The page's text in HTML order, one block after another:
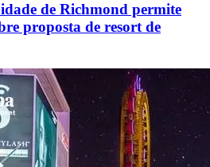
de Richmond permite
proposta de resort de